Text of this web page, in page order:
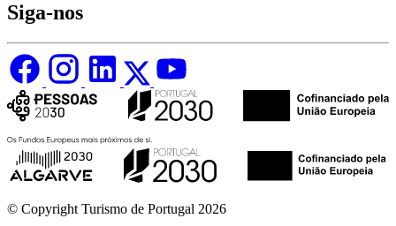
Siga-nos
© Copyright Turismo de Portugal 2026